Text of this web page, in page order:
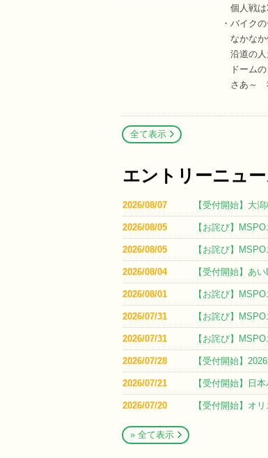
個人戦は
・バイク
なかなか
沿道の人
ドームの
さあ～
全て表示
エントリーニュー
2026/08/07 【受付開始】大
2026/08/05 【お詫び】
2026/08/05 【お詫び】
2026/08/04 【受付開始】あ
2026/08/01 【お詫び】
2026/07/31 【お詫び】
2026/07/31 【お詫び】
2026/07/28 【受付開始】
2026/07/21 【受付開始】日
2026/07/20 【受付開始】オ
» 全て表示